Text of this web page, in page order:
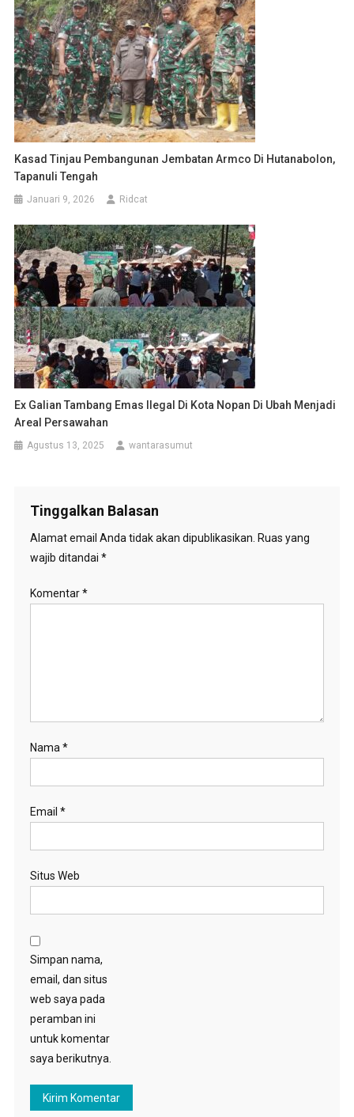
Kasad Tinjau Pembangunan Jembatan Armco Di Hutanabolon,
Tapanuli Tengah
Januari 9, 2026 Ridcat
Ex Galian Tambang Emas Ilegal Di Kota Nopan Di Ubah Menjadi
Areal Persawahan
Agustus 13, 2025 wantarasumut
Tinggalkan Balasan
Alamat email Anda tidak akan dipublikasikan. Ruas yang
wajib ditandai *
Komentar*
Nama *
Email *
Situs Web
Simpan nama,
email, dan situs
web saya pada
peramban ini
untuk komentar
saya berikutnya.